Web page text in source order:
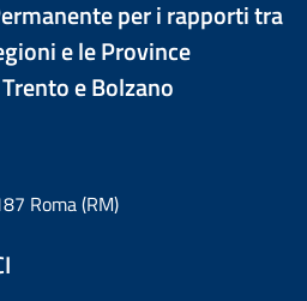
per i rapporti tra
e le Province
e Bolzano
Roma (RM)